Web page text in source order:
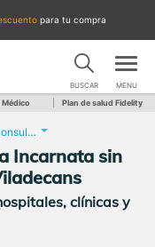
para tu compra
BUSCAR MENU
Plan de salud Fidelity
Consulta de Podología + Uña Incarnata sin Tratamiento Quirúrgico
Incarnata sin
clínicas y